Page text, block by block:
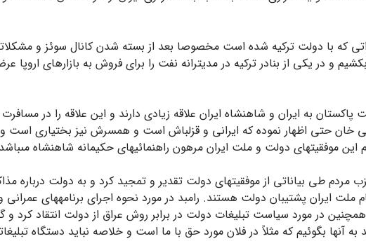
که با دولت ترکیه شده است مخصوصا بعد از بسته شدن کانال سوئز و
و در یکى از بنادر ترکیه در مدیترانه نفت را براى فروش به بازارهاى
پاکستان به ایران و شاهنشاه ایران علاقه زیادى دارند و این علاقه را در
حتى اظهار نموده که ایرانى و قزلباش است و همسرش نیز بختیارى است
این موفقیت‏هاى دولت و ملت ایران مرهون راهنمائیهاى حکیمانه شاهنشاه
حزب مردم طى بیاناتى از موفقیت‏هاى دولت تقدیر و تمجید کرد و به دولت
ملت ایران پشتیبان دولت هستند. رامبد در مورد نحوه اجراى برنامه‏هاى
در مورد سیاست تبلیغات دولت در برابر روش عراق از دولت انتقاد کرد و
به آنها بگوئیم که مثلاً در فلان مورد حق با ما است و خلاصه نباید دستگاه